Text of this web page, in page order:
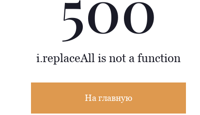
i.replaceAll is not a function
На главную